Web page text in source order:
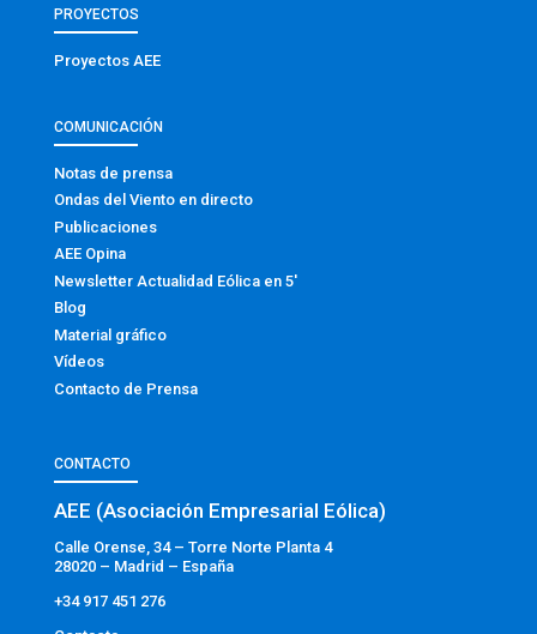
PROYECTOS
Proyectos AEE
COMUNICACIÓN
Notas de prensa
Ondas del Viento en directo
Publicaciones
AEE Opina
Newsletter Actualidad Eólica en 5′
Blog
Material gráfico
Vídeos
Contacto de Prensa
CONTACTO
AEE (Asociación Empresarial Eólica)
Calle Orense, 34 – Torre Norte Planta 4
28020 – Madrid – España
+34 917 451 276